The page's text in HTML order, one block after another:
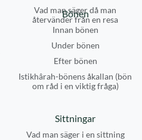
Vad man säger då man
återvänder från en resa
Bönen
Innan bönen
Under bönen
Efter bönen
Istikhârah-bönens åkallan (bön
om råd i en viktig fråga)
Sittningar
Vad man säger i en sittning